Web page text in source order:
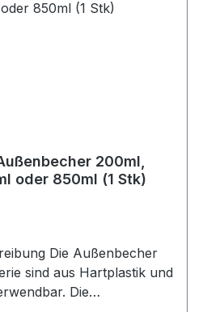
200ml,
oder 850ml (1 Stk)
sind aus Hartplastik und
Die